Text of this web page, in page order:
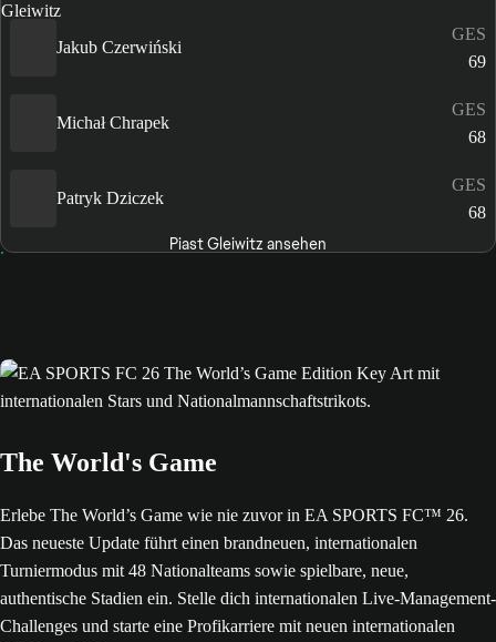
Jakub Czerwiński
GES
69
Michał Chrapek
GES
68
Patryk Dziczek
GES
68
Piast Gleiwitz ansehen
The World's Game
Erlebe The World’s Game wie nie zuvor in EA SPORTS FC™ 26.
Das neueste Update führt einen brandneuen, internationalen
Turniermodus mit 48 Nationalteams sowie spielbare, neue,
authentische Stadien ein. Stelle dich internationalen Live-Management-
Challenges und starte eine Profikarriere mit neuen internationalen